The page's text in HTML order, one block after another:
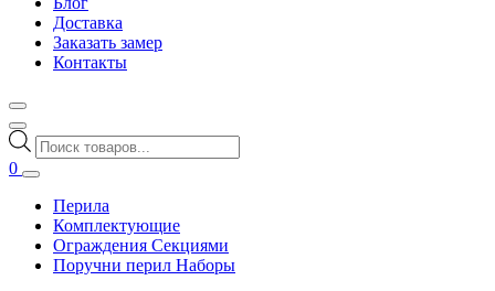
Доставка
Заказать замер
Контакты
Поиск
товаров
0
Перила
Комплектующие
Ограждения Секциями
Поручни перил Наборы